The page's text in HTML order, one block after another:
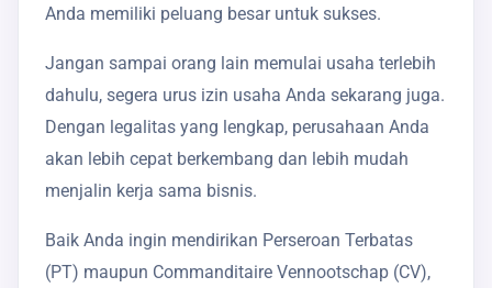
Anda memiliki peluang besar untuk sukses.
Jangan sampai orang lain memulai usaha terlebih
dahulu, segera urus izin usaha Anda sekarang juga.
Dengan legalitas yang lengkap, perusahaan Anda
akan lebih cepat berkembang dan lebih mudah
menjalin kerja sama bisnis.
Baik Anda ingin mendirikan Perseroan Terbatas
(PT) maupun Commanditaire Vennootschap (CV),